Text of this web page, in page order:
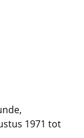
1971 tot